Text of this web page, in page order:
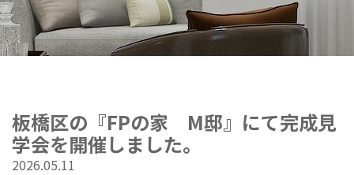
板橋区の『FPの家 M邸』にて完成見
学会を開催しました。
2026.05.11